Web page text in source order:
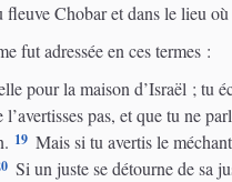
Chobar et dans le lieu
fut adressée en ces termes :
pour la maison d’Israël ; tu
pas, et que tu ne
19 Mais si tu avertis le
Si un juste se détourne de sa